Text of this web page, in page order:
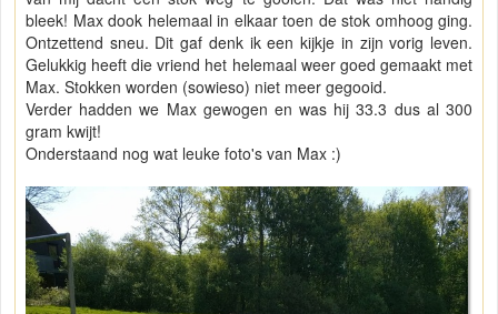
bleek! Max dook helemaal in elkaar toen de stok omhoog ging.
Ontzettend sneu. Dit gaf denk ik een kijkje in zijn vorig leven.
Gelukkig heeft die vriend het helemaal weer goed gemaakt met
Max. Stokken worden (sowieso) niet meer gegooid.
Verder hadden we Max gewogen en was hij 33.3 dus al 300
gram kwijt!
Onderstaand nog wat leuke foto's van Max :)